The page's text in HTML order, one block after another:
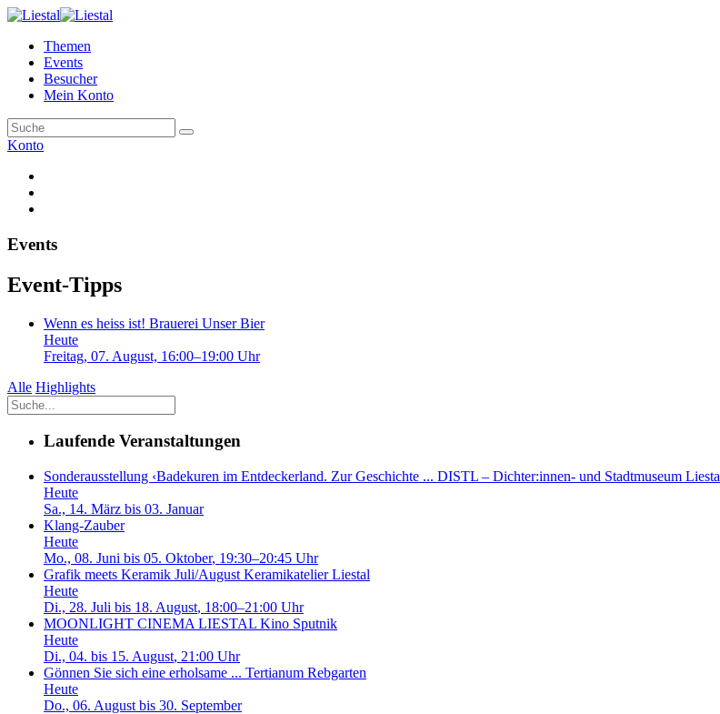
Themen
Events
Besucher
Mein Konto
Konto
Events
Event-Tipps
Wenn es heiss ist! Brauerei Unser Bier
Heute
Freitag, 07. August, 16:00–19:00 Uhr
Alle Highlights
Laufende Veranstaltungen
Sonderausstellung ‹Badekuren im Entdeckerland. Zur Geschichte ... DISTL – Dichter:innen- und Stadtmuseum
Heute
Sa., 14. März bis 03. Januar
Klang-Zauber
Heute
Mo., 08. Juni bis 05. Oktober, 19:30–20:45 Uhr
Grafik meets Keramik Juli/August Keramikatelier Liestal
Heute
Di., 28. Juli bis 18. August, 18:00–21:00 Uhr
MOONLIGHT CINEMA LIESTAL Kino Sputnik
Heute
Di., 04. bis 15. August, 21:00 Uhr
Gönnen Sie sich eine erholsame ... Tertianum Rebgarten
Heute
Do., 06. August bis 30. September